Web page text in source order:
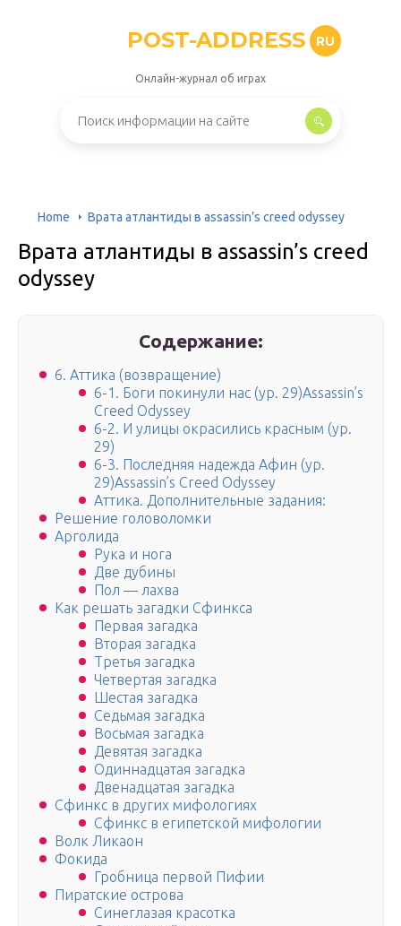
POST-ADDRESS RU
Онлайн-журнал об играх
Home Врата атлантиды в assassin’s creed odyssey
Врата атлантиды в assassin’s creed
odyssey
Содержание:
6. Аттика (возвращение)
6-1. Боги покинули нас (ур. 29)Assassin’s
Creed Odyssey
6-2. И улицы окрасились красным (ур.
29)
6-3. Последняя надежда Афин (ур.
29)Assassin’s Creed Odyssey
Аттика. Дополнительные задания:
Решение головоломки
Арголида
Рука и нога
Две дубины
Пол — лаxва
Как решать загадки Сфинкса
Первая загадка
Вторая загадка
Третья загадка
Четвертая загадка
Шестая загадка
Седьмая загадка
Восьмая загадка
Девятая загадка
Одиннадцатая загадка
Двенадцатая загадка
Сфинкс в других мифологиях
Сфинкс в египетской мифологии
Волк Ликаон
Фокида
Гробница первой Пифии
Пиратские острова
Синеглазая красотка